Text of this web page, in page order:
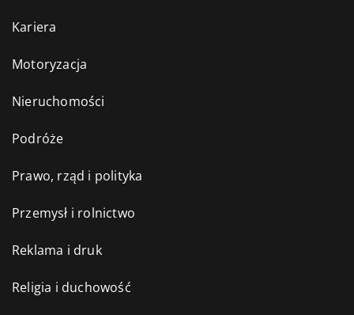
Kariera
Motoryzacja
Nieruchomości
Podróże
Prawo, rząd i polityka
Przemysł i rolnictwo
Reklama i druk
Religia i duchowość